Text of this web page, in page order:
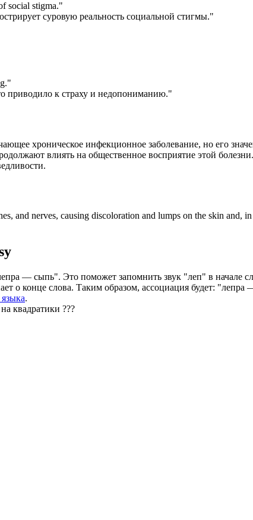
social stigma."
суровую реальность социальной стигмы."
"
приводило к страху и недопониманию."
хроническое инфекционное заболевание, но его
влиять на общественное восприятие этой
and nerves, causing discoloration and lumps on the skin and,
— сыпь". Это поможет запомнить звук "леп" в начале
о конце слова. Таким образом, ассоциация будет:
.
квадратики ???